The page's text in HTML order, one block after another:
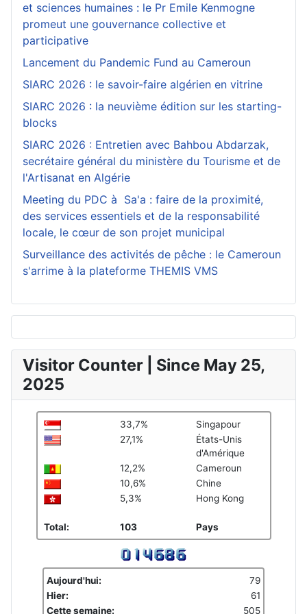
et sciences humaines : le Pr Emile Kenmogne
promeut une gouvernance collective et
participative
Lancement du Pandemic Fund au Cameroun
SIARC 2026 : le savoir-faire algérien en vitrine
SIARC 2026 : la neuvième édition sur les starting-
blocks
SIARC 2026 : Entretien avec Bahbou Abdarzak,
secrétaire général du ministère du Tourisme et de
l'Artisanat en Algérie
Meeting du PDC à Sa'a : faire de la proximité,
des services essentiels et de la responsabilité
locale, le cœur de son projet municipal
Surveillance des activités de pêche : le Cameroun
s'arrime à la plateforme THEMIS VMS
Visitor Counter | Since May 25,
2025
33,7%
Singapour
27,1%
États-Unis
d'Amérique
12,2%
Cameroun
10,6%
Chine
5,3%
Hong Kong
Total: 103 Pays
Aujourd'hui:
79
Hier:
61
Cette semaine:
505